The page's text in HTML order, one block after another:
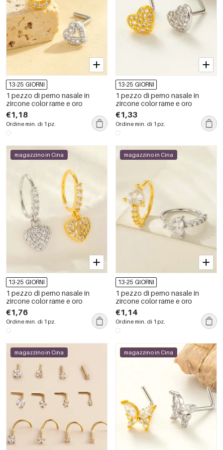
13-25 GIORNI
1 pezzo di perno nasale in
zircone color rame e oro
€1,18
Ordine min. di 1 pz.
13-25 GIORNI
1 pezzo di perno nasale in
zircone color rame e oro
€1,33
Ordine min. di 1 pz.
magazzino in Cina
13-25 GIORNI
1 pezzo di perno nasale in
zircone color rame e oro
€1,76
Ordine min. di 1 pz.
magazzino in Cina
13-25 GIORNI
1 pezzo di perno nasale in
zircone color rame e oro
€1,14
Ordine min. di 1 pz.
magazzino in Cina magazzino in Cina